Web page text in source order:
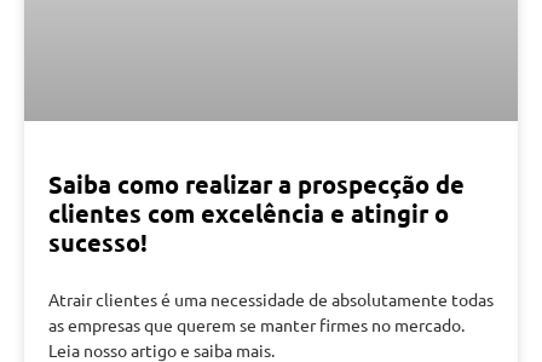
Saiba como realizar a prospecção de
clientes com excelência e atingir o
sucesso!
Atrair clientes é uma necessidade de absolutamente todas
as empresas que querem se manter firmes no mercado.
Leia nosso artigo e saiba mais.